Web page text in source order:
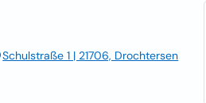
Schulstraße 1 | 21706, Drochtersen